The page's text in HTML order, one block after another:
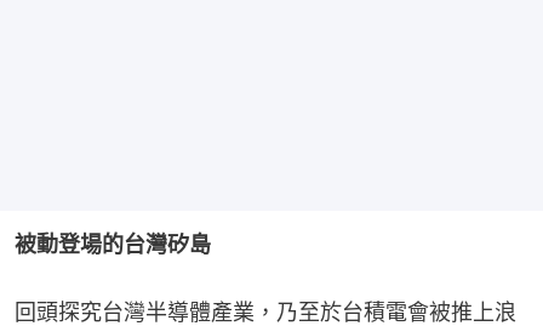
被動登場的台灣矽島
回頭探究台灣半導體產業，乃至於台積電會被推上浪